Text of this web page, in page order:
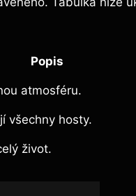
Popis
atmosféru.
všechny hosty.
život.